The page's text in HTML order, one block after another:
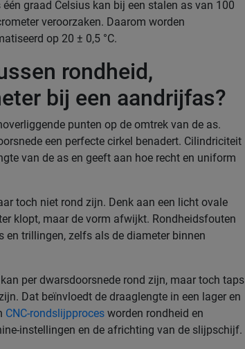
graad Celsius kan bij een stalen as van 100
veroorzaken. Daarom worden
op 20 ± 0,5 °C.
rondheid,
bij een aandrijfas?
punten op de omtrek van de as.
een perfecte cirkel benadert. Cilindriciteit
van de as en geeft aan hoe recht en uniform
toch niet rond zijn. Denk aan een licht ovale
klopt, maar de vorm afwijkt. Rondheidsfouten
en trillingen, zelfs als de diameter binnen
per dwarsdoorsnede rond zijn, maar toch taps
Dat beïnvloedt de draaglengte in een lager en
CNC-rondslijpproces worden rondheid en
instellingen en de africhting van de slijpschijf.